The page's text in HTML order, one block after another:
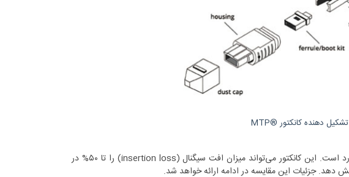
کانکتور MTP Elite یک نسخه بسیار کارآمد از کانکتورMTP استاندارد است. این کانکتور می‌تواند میزان افت سیگنال (insertion loss) را تا ۵۰% در